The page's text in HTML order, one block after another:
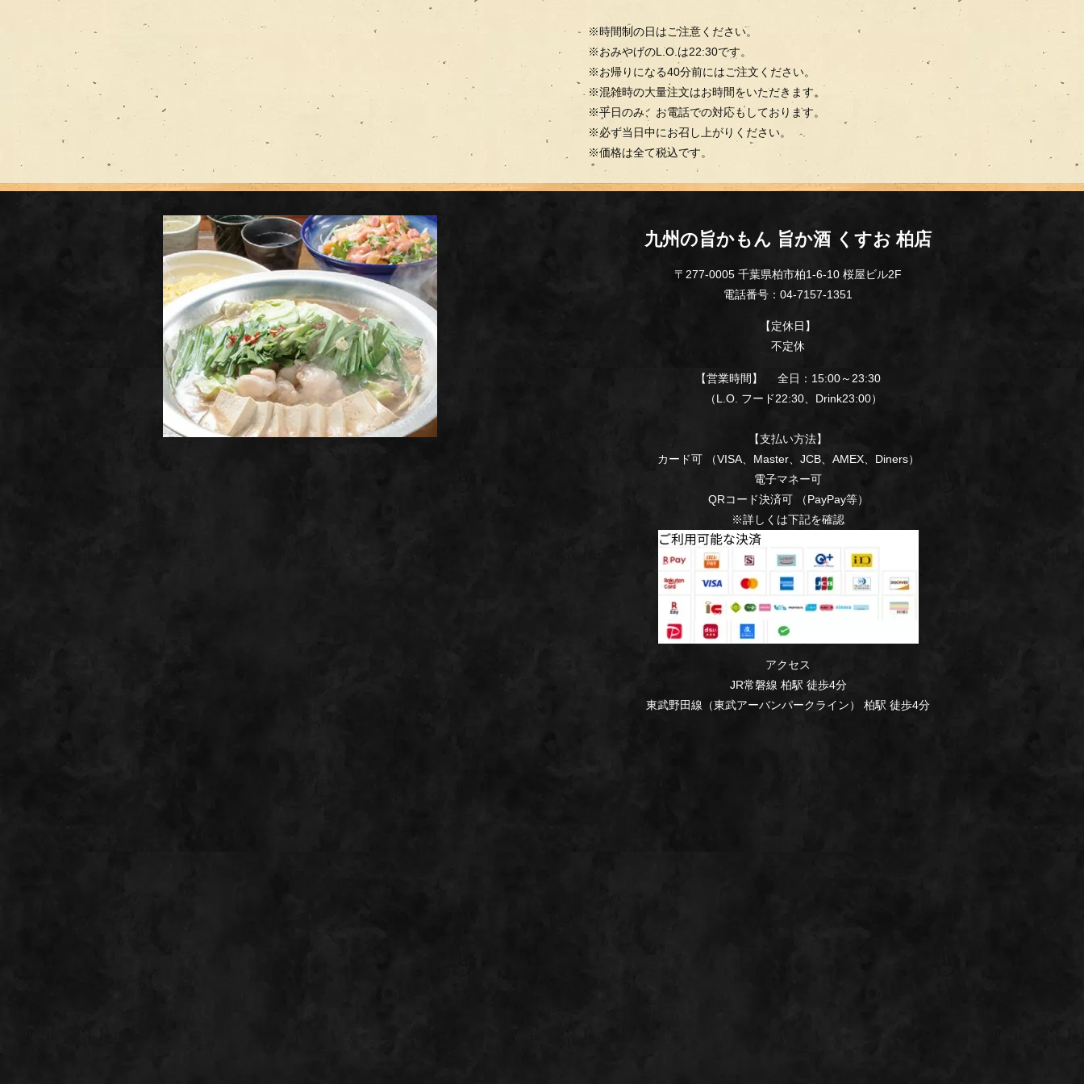
※時間制の日はご注意ください。
※おみやげのL.O.は22:30です。
※お帰りになる40分前にはご注文ください。
※混雑時の大量注文はお時間をいただきます。
※平日のみ、お電話での対応もしております。
※必ず当日中にお召し上がりください。
※価格は全て税込です。
九州の旨かもん 旨か酒 くすお 柏店
〒277-0005 千葉県柏市柏1-6-10 桜屋ビル2F
電話番号：04-7157-1351
【定休日】
不定休
【営業時間】 全日：15:00～23:30
（L.O. フード22:30、Drink23:00）
【支払い方法】
カード可 （VISA、Master、JCB、AMEX、Diners）
電子マネー可
QRコード決済可 （PayPay等）
※詳しくは下記を確認
アクセス
JR常磐線 柏駅 徒歩4分
東武野田線（東武アーバンパークライン） 柏駅 徒歩4分